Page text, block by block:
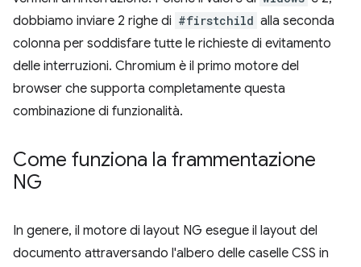
dobbiamo inviare 2 righe di #firstchild alla seconda
colonna per soddisfare tutte le richieste di evitamento
delle interruzioni. Chromium è il primo motore del
browser che supporta completamente questa
combinazione di funzionalità.
Come funziona la frammentazione
NG
In genere, il motore di layout NG esegue il layout del
documento attraversando l'albero delle caselle CSS in